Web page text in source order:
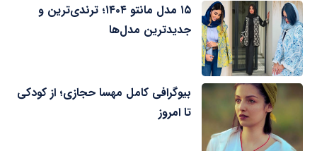
۱۵ مدل مانتو ۱۴۰۴؛ ترندی‌ترین و
جدیدترین مدل‌ها
بیوگرافی کامل مهسا حجازی؛ از کودکی
تا امروز